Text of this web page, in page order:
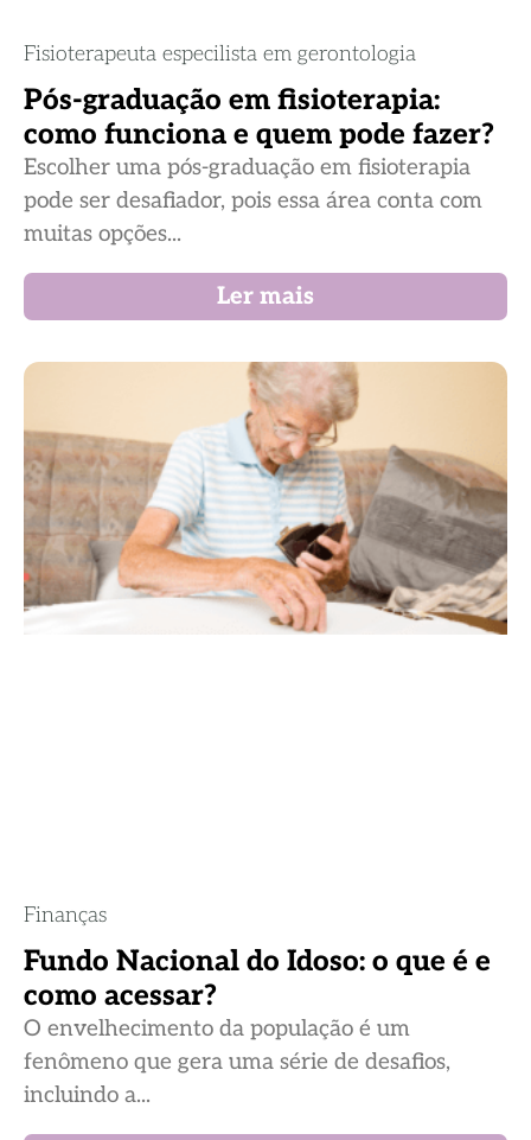
Fisioterapeuta especilista em gerontologia
Pós-graduação em fisioterapia:
como funciona e quem pode fazer?
Escolher uma pós-graduação em fisioterapia
pode ser desafiador, pois essa área conta com
muitas opções...
Ler mais
Finanças
Fundo Nacional do Idoso: o que é e
como acessar?
O envelhecimento da população é um
fenômeno que gera uma série de desafios,
incluindo a...